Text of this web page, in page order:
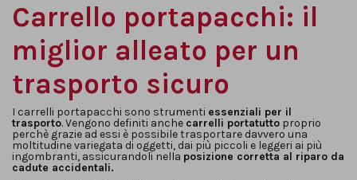
Carrello portapacchi: il
miglior alleato per un
trasporto sicuro
I carrelli portapacchi sono strumenti essenziali per il
trasporto. Vengono definiti anche carrelli portatutto proprio
perchè grazie ad essi è possibile trasportare davvero una
moltitudine variegata di oggetti, dai più piccoli e leggeri ai più
ingombranti, assicurandoli nella posizione corretta al riparo da
cadute accidentali.